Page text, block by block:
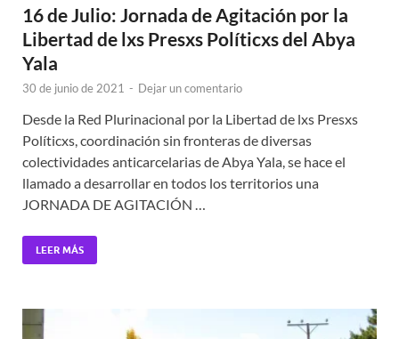
16 de Julio: Jornada de Agitación por la
Libertad de lxs Presxs Políticxs del Abya
Yala
30 de junio de 2021 - Dejar un comentario
Desde la Red Plurinacional por la Libertad de lxs Presxs
Políticxs, coordinación sin fronteras de diversas
colectividades anticarcelarias de Abya Yala, se hace el
llamado a desarrollar en todos los territorios una
JORNADA DE AGITACIÓN …
LEER MÁS